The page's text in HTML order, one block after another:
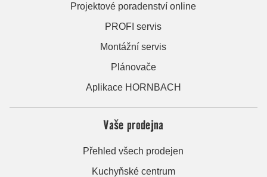
Projektové poradenství online
PROFI servis
Montážní servis
Plánovače
Aplikace HORNBACH
Vaše prodejna
Přehled všech prodejen
Kuchyňské centrum